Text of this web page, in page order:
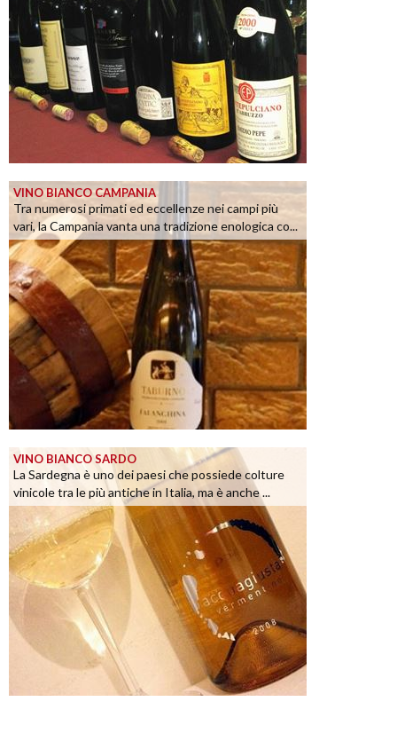
VINO BIANCO CAMPANIA
Tra numerosi primati ed eccellenze nei campi più
vari, la Campania vanta una tradizione enologica co...
VINO BIANCO SARDO
La Sardegna è uno dei paesi che possiede colture
vinicole tra le più antiche in Italia, ma è anche ...